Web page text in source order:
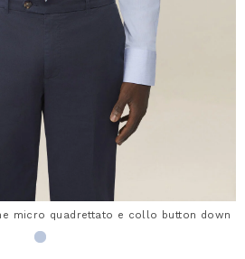
micro quadrettato e collo button down